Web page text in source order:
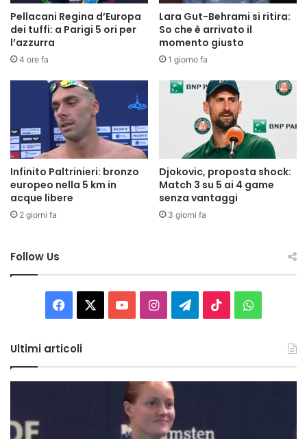
Pellacani Regina d’Europa
dei tuffi: a Parigi 5 ori per
l’azzurra
4 ore fa
Lara Gut-Behrami si ritira:
So che è arrivato il
momento giusto
1 giorno fa
Infinito Paltrinieri: bronzo
europeo nella 5 km in
acque libere
2 giorni fa
Djokovic, proposta shock:
Match 3 su 5 ai 4 game
senza vantaggi
3 giorni fa
Follow Us
Facebook You InstagramTelegram
TikTok
Ultimi articoli